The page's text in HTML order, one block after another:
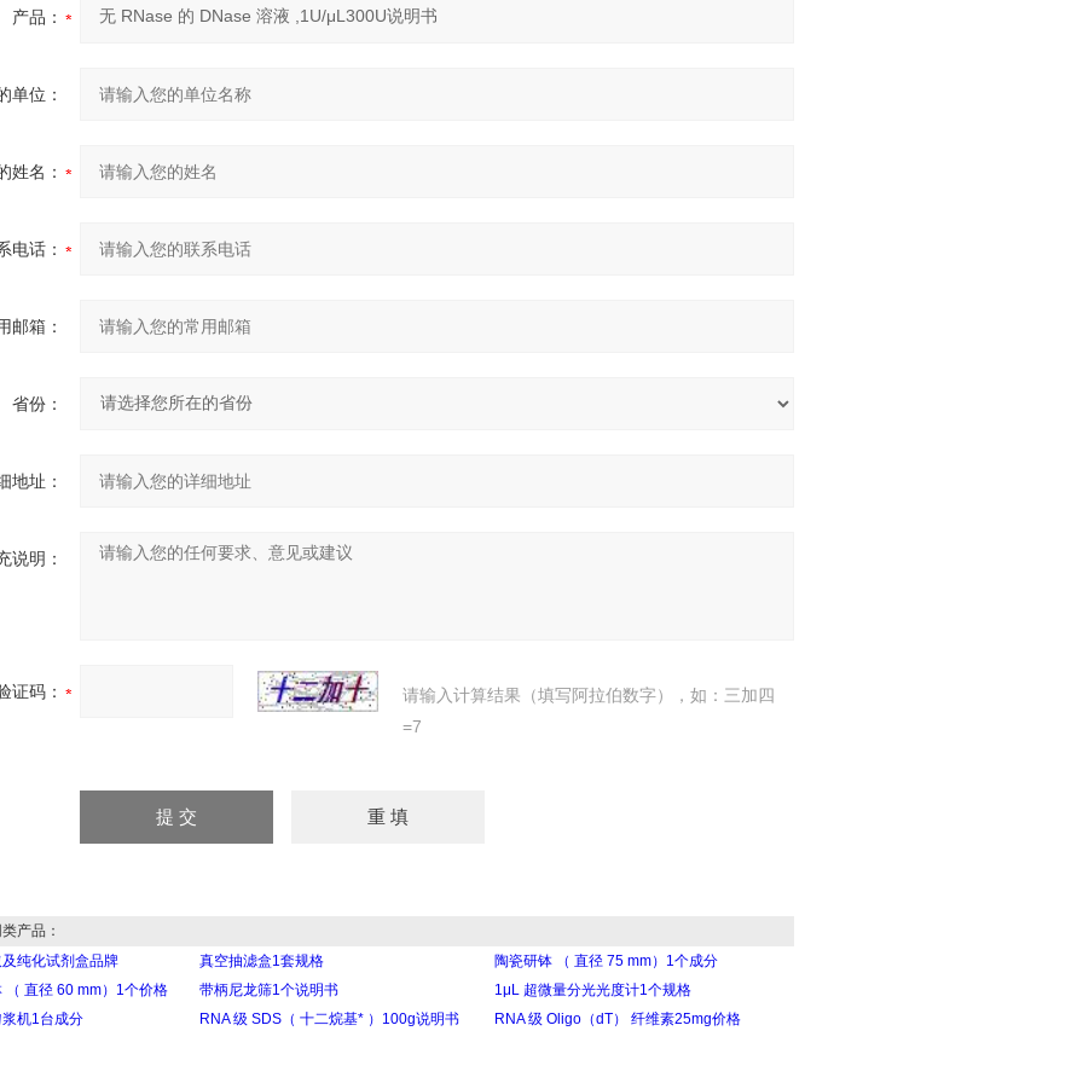
产品：
单位：
姓名：
电话：
邮箱：
省份：
地址：
说明：
证码：
请输入计算结果（填写阿拉伯数字），如：三加四
=7
产品：
纯化试剂盒品牌
真空抽滤盒1套规格
陶瓷研钵 （ 直径 75 mm）1个成分
（ 直径 60 mm）1个价格
带柄尼龙筛1个说明书
1μL 超微量分光光度计1个规格
机1台成分
RNA 级 SDS（ 十二烷基* ）100g说明书 RNA 级 Oligo（dT） 纤维素25mg价格